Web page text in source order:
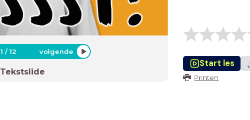
1 /12 volgende
Tekstslide
Start les
Printen